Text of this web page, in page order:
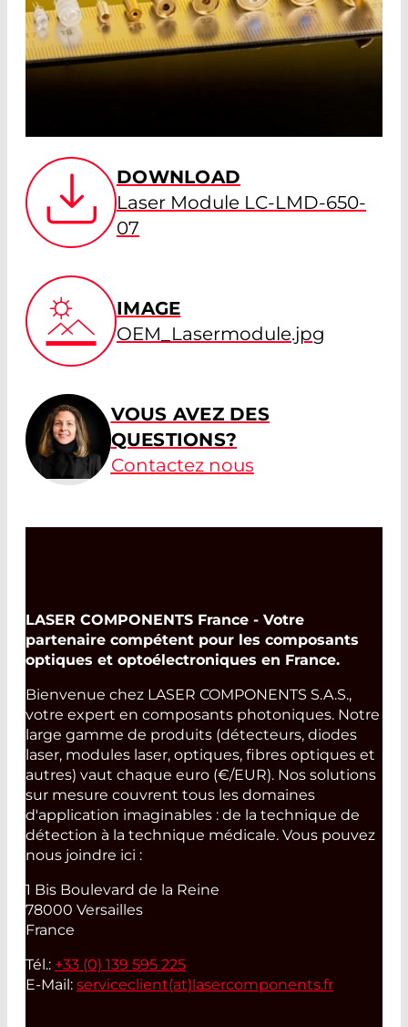
DOWNLOAD
Laser Module LC-LMD-650-
07
IMAGE
OEM_Lasermodule.jpg
VOUS AVEZ DES
QUESTIONS?
Contactez nous
LASER COMPONENTS France - Votre
partenaire compétent pour les composants
optiques et optoélectroniques en France.
Bienvenue chez LASER COMPONENTS S.A.S.,
votre expert en composants photoniques. Notre
large gamme de produits (détecteurs, diodes
laser, modules laser, optiques, fibres optiques et
autres) vaut chaque euro (€/EUR). Nos solutions
sur mesure couvrent tous les domaines
d'application imaginables : de la technique de
détection à la technique médicale. Vous pouvez
nous joindre ici :
1 Bis Boulevard de la Reine
78000 Versailles
France
Tél.: +33 (0) 139 595 225
E-Mail: serviceclient(at) lasercomponents.fr